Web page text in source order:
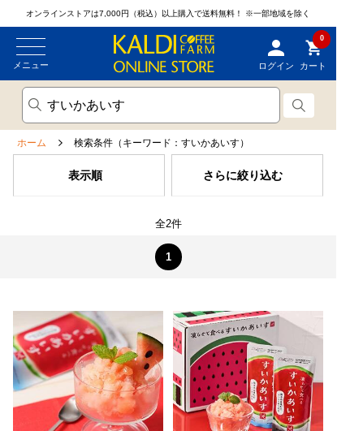
オンラインストアは7,000円（税込）以上購入で送料無料！ ※一部地域を除く
メニュー ログイン
0
カート
ホーム 検索条件（キーワード：すいかあいす）
表示順 さらに絞り込む
全2件
1